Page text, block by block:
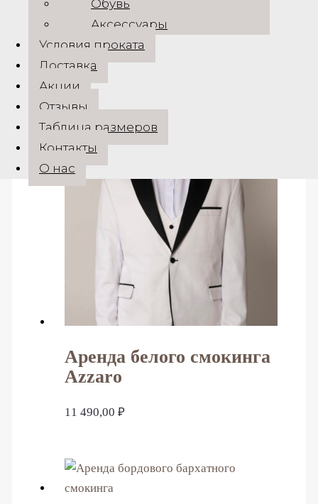
Обувь
Аксессуары
Условия проката
Доставка
Акции
Отзывы
Таблица размеров
Контакты
О нас
→Telegram
Похожие товары
Аренда белого смокинга
Azzaro
11 490,00₽